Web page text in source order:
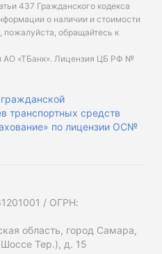
437 Гражданского кодекса
о наличии и стоимости
пожалуйста, обращайтесь к
АО «ТБанк». Лицензия ЦБ РФ №
транспортных средств
по лицензии ОС№
/ ОГРН:
область, город Самара,
Тер.), д. 15